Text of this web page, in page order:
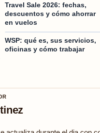
Travel Sale 2026: fechas,
descuentos y cómo ahorrar
en vuelos
WSP: qué es, sus servicios,
oficinas y cómo trabajar